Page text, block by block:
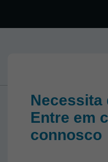
Necessita
Entre em
connosco